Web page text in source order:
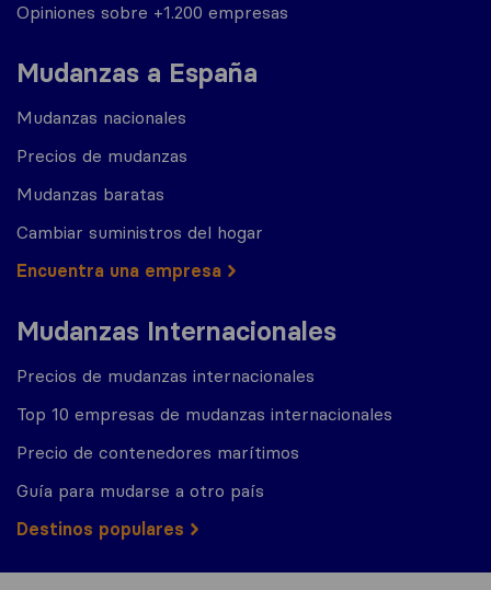
Opiniones sobre +1.200 empresas
Mudanzas a España
Mudanzas nacionales
Precios de mudanzas
Mudanzas baratas
Cambiar suministros del hogar
Encuentra una empresa
Mudanzas Internacionales
Precios de mudanzas internacionales
Top 10 empresas de mudanzas internacionales
Precio de contenedores marítimos
Guía para mudarse a otro país
Destinos populares